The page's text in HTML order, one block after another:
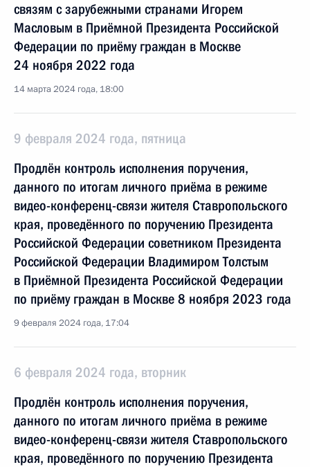
связям с зарубежными странами Игорем
Масловым в Приёмной Президента Российской
Федерации по приёму граждан в Москве
24 ноября 2022 года
14 марта 2024 года, 18:00
9 февраля 2024 года, пятница
Продлён контроль исполнения поручения,
данного по итогам личного приёма в режиме
видео-конференц-связи жителя Ставропольского
края, проведённого по поручению Президента
Российской Федерации советником Президента
Российской Федерации Владимиром Толстым
в Приёмной Президента Российской Федерации
по приёму граждан в Москве 8 ноября 2023 года
9 февраля 2024 года, 17:04
6 февраля 2024 года, вторник
Продлён контроль исполнения поручения,
данного по итогам личного приёма в режиме
видео-конференц-связи жителя Ставропольского
края, проведённого по поручению Президента